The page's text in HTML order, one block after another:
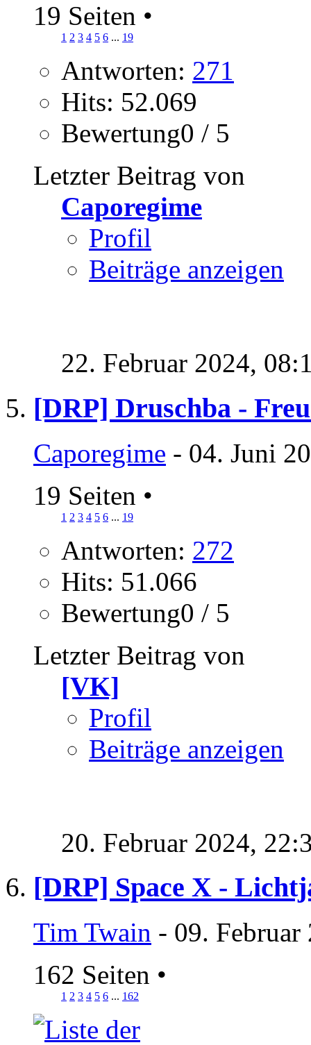
19 Seiten •
1 2 3 4 5 6 ... 19
Antworten: 271
Hits: 52.069
Bewertung0 / 5
Letzter Beitrag von
Caporegime
Profil
Beiträge anzeigen
22. Februar 2024,
[DRP] Druschba -
Caporegime - 04. Juni
19 Seiten •
1 2 3 4 5 6 ... 19
Antworten: 272
Hits: 51.066
Bewertung0 / 5
Letzter Beitrag von
[VK]
Profil
Beiträge anzeigen
20. Februar 2024,
[DRP] Space X -
Tim Twain - 09.
162 Seiten •
1 2 3 4 5 6 ... 162